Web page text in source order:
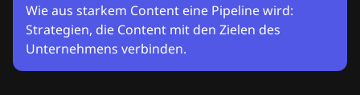
Wie aus starkem Content eine Pipeline wird:
Strategien, die Content mit den Zielen des
Unternehmens verbinden.